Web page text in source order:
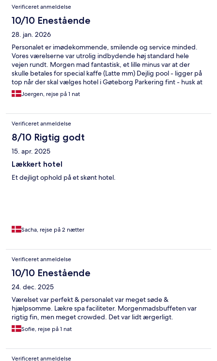
Verificeret anmeldelse
10/10 Enestående
28. jan. 2026
Personalet er imødekommende, smilende og service minded.
Vores værelserne var utrolig indbydende høj standard hele
vejen rundt. Morgen mad fantastisk, et lille minus var at der
skulle betales for special kaffe (Latte mm) Dejlig pool - ligger på
top når der skal vælges hotel i Gøteborg Parkering fint - husk at
registrere den i receptionen
Joergen, rejse på 1 nat
Verificeret anmeldelse
8/10 Rigtig godt
15. apr. 2025
Lækkert hotel
Et dejligt ophold på et skønt hotel.
Sacha, rejse på 2 nætter
Verificeret anmeldelse
10/10 Enestående
24. dec. 2025
Værelset var perfekt & personalet var meget søde &
hjælpsomme. Lækre spa faciliteter. Morgenmadsbuffeten var
rigtig fin, men meget crowded. Det var lidt ærgerligt.
Sofie, rejse på 1 nat
Verificeret anmeldelse